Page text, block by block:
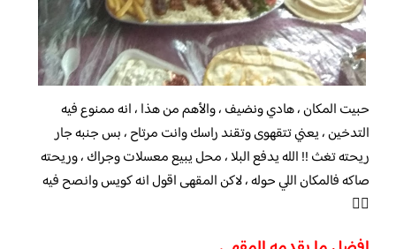
حبيت المكان ، هادي ونضيف ، والأهم من هذا ، انه ممنوع فيه
التدخين ، يعني تتقهوى وتقند راسك وانت مرتاح ، بس جنبه جار
ريحته تغث !! الله يدفع البلا ، محل يبيع معسلات وجراك ، وريحته
صاكه فالمكان اللي حوله ، لاكن المقهى اقول انه كويس وانصح فيه
👍🏻